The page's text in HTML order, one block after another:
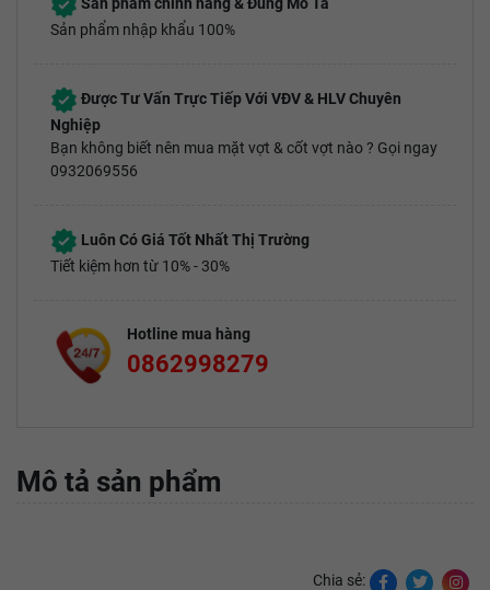
Sản phẩm chính hãng & Đúng Mô Tả
Sản phẩm nhập khẩu 100%
Được Tư Vấn Trực Tiếp Với VĐV & HLV Chuyên
Nghiệp
Bạn không biết nên mua mặt vợt & cốt vợt nào ? Gọi ngay
0932069556
Luôn Có Giá Tốt Nhất Thị Trường
Tiết kiệm hơn từ 10% - 30%
Hotline mua hàng
0862998279
Mô tả sản phẩm
Chia sẻ: